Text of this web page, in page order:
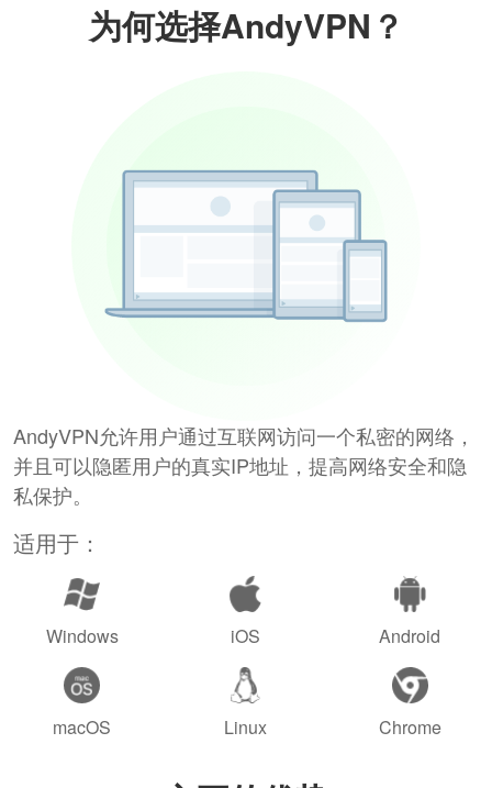
为何选择AndyVPN？
AndyVPN允许用户通过互联网访问一个私密的网络，
并且可以隐匿用户的真实IP地址，提高网络安全和隐
私保护。
适用于：
Windows iOS Android
macOS Linux Chrome